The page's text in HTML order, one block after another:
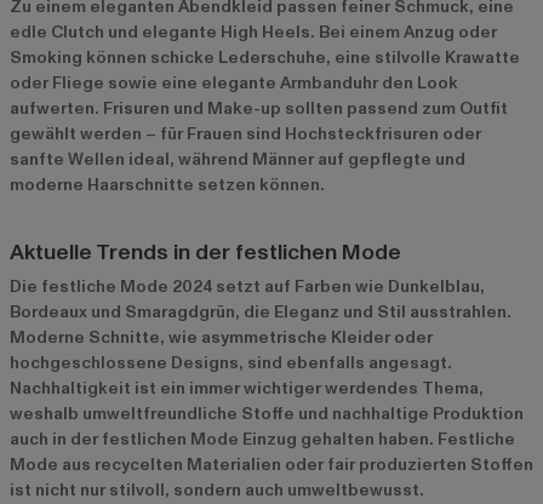
Zu einem eleganten Abendkleid passen feiner Schmuck, eine
edle Clutch und elegante High Heels. Bei einem Anzug oder
Smoking können schicke Lederschuhe, eine stilvolle Krawatte
oder Fliege sowie eine elegante Armbanduhr den Look
aufwerten. Frisuren und Make-up sollten passend zum Outfit
gewählt werden – für Frauen sind Hochsteckfrisuren oder
sanfte Wellen ideal, während Männer auf gepflegte und
moderne Haarschnitte setzen können.
Aktuelle Trends in der festlichen Mode
Die festliche Mode 2024 setzt auf Farben wie Dunkelblau,
Bordeaux und Smaragdgrün, die Eleganz und Stil ausstrahlen.
Moderne Schnitte, wie asymmetrische Kleider oder
hochgeschlossene Designs, sind ebenfalls angesagt.
Nachhaltigkeit ist ein immer wichtiger werdendes Thema,
weshalb umweltfreundliche Stoffe und nachhaltige Produktion
auch in der festlichen Mode Einzug gehalten haben. Festliche
Mode aus recycelten Materialien oder fair produzierten Stoffen
ist nicht nur stilvoll, sondern auch umweltbewusst.